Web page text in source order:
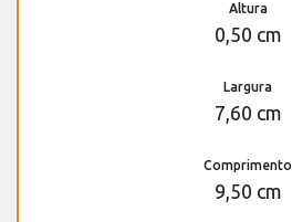
Altura
0,50 cm
Largura
7,60 cm
Comprimento
9,50 cm